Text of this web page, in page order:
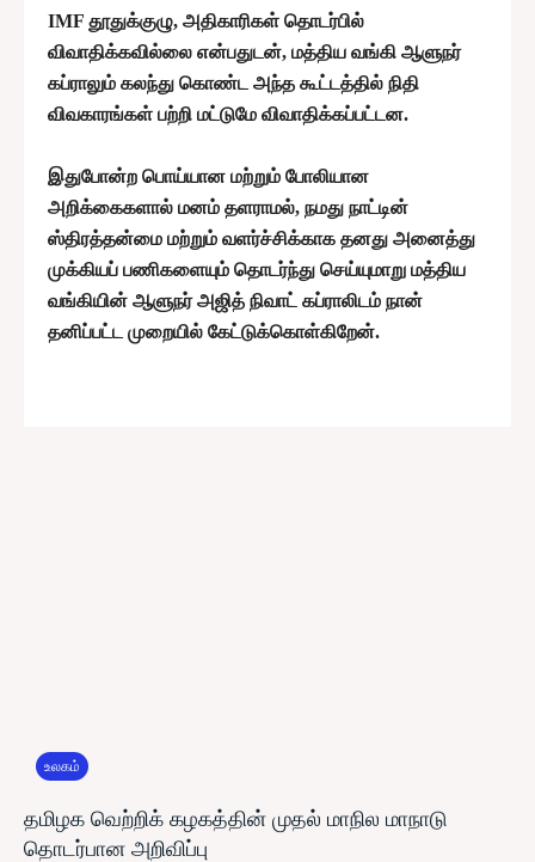
IMF தூதுக்குழு, அதிகாரிகள் தொடர்பில்
விவாதிக்கவில்லை என்பதுடன், மத்திய வங்கி ஆளுநர்
கப்ராலும் கலந்து கொண்ட அந்த கூட்டத்தில் நிதி
விவகாரங்கள் பற்றி மட்டுமே விவாதிக்கப்பட்டன.
இதுபோன்ற பொய்யான மற்றும் போலியான
அறிக்கைகளால் மனம் தளராமல், நமது நாட்டின்
ஸ்திரத்தன்மை மற்றும் வளர்ச்சிக்காக தனது அனைத்து
முக்கியப் பணிகளையும் தொடர்ந்து செய்யுமாறு மத்திய
வங்கியின் ஆளுநர் அஜித் நிவாட் கப்ராலிடம் நான்
தனிப்பட்ட முறையில் கேட்டுக்கொள்கிறேன்.
உலகம்
தமிழக வெற்றிக் கழகத்தின் முதல் மாநில மாநாடு
தொடர்பான அறிவிப்பு